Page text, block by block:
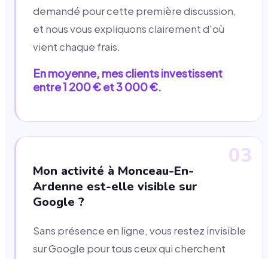
demandé pour cette première discussion,
et nous vous expliquons clairement d'où
vient chaque frais.
En moyenne, mes clients investissent
entre 1 200 € et 3 000 €.
03
Mon activité à Monceau-En-
Ardenne est-elle visible sur
Google ?
Sans présence en ligne, vous restez invisible
sur Google pour tous ceux qui cherchent